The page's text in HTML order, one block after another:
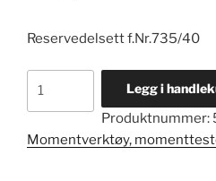
Reservedelsett f.Nr.735/40
Reservedelssett
antall
Legg i
Produktnummer:
Momentverktøy,